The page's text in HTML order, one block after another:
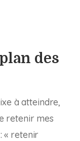
des
à atteindre,
retenir mes
« retenir